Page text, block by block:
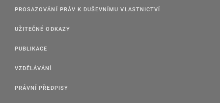
PROSAZOVÁNÍ PRÁV K DUŠEVNÍMU VLASTNICTVÍ
UŽITEČNÉ ODKAZY
PUBLIKACE
VZDĚLÁVÁNÍ
PRÁVNÍ PŘEDPISY